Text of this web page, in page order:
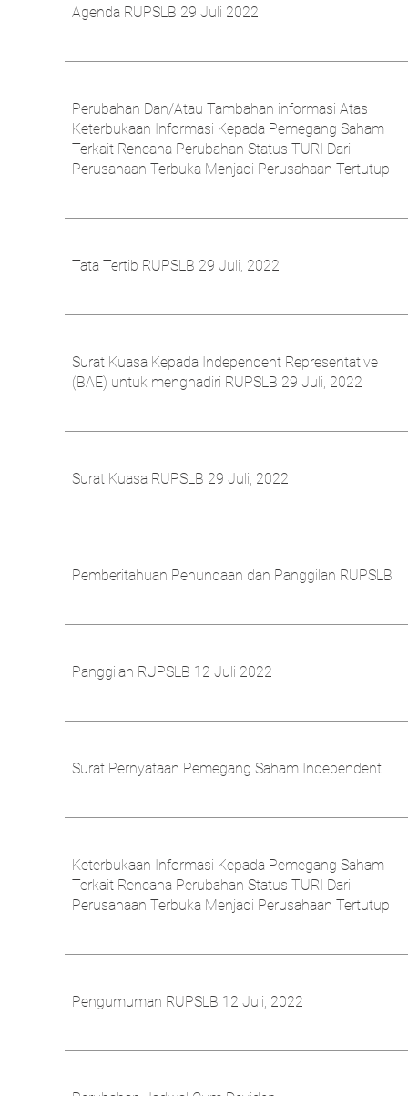
Agenda RUPSLB 29 Juli 2022
Perubahan Dan/Atau Tambahan informasi Atas
Keterbukaan Informasi Kepada Pemegang Saham
Terkait Rencana Perubahan Status TURI Dari
Perusahaan Terbuka Menjadi Perusahaan Tertutup
Tata Tertib RUPSLB 29 Juli, 2022
Surat Kuasa Kepada Independent Representative
(BAE) untuk menghadiri RUPSLB 29 Juli, 2022
Surat Kuasa RUPSLB 29 Juli, 2022
Pemberitahuan Penundaan dan Panggilan RUPSLB
Panggilan RUPSLB 12 Juli 2022
Surat Pernyataan Pemegang Saham Independent
Keterbukaan Informasi Kepada Pemegang Saham
Terkait Rencana Perubahan Status TURI Dari
Perusahaan Terbuka Menjadi Perusahaan Tertutup
Pengumuman RUPSLB 12 Juli, 2022